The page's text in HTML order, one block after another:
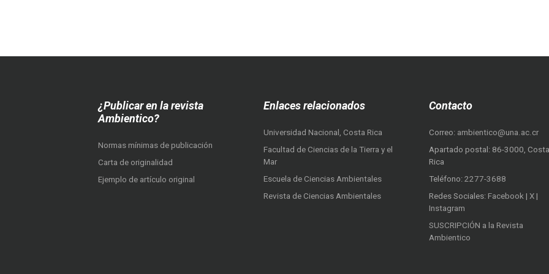
¿Publicar en la revista
Ambientico?
Normas mínimas de publicación
Carta de originalidad
Ejemplo de artículo original
Enlaces relacionados
Universidad Nacional, Costa Rica
Facultad de Ciencias de la Tierra y el
Mar
Escuela de Ciencias Ambientales
Revista de Ciencias Ambientales
Contacto
Correo: ambientico@una.ac.cr
Apartado postal: 86-3000, Costa
Rica
Teléfono: 2277-3688
Redes Sociales: Facebook | X |
Instagram
SUSCRIPCIÓN a la Revista
Ambientico